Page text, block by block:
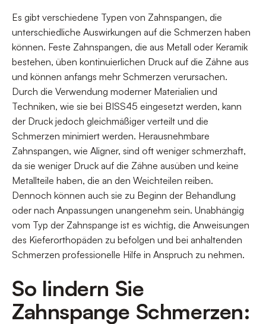
Es gibt verschiedene Typen von Zahnspangen, die
unterschiedliche Auswirkungen auf die Schmerzen haben
können. Feste Zahnspangen, die aus Metall oder Keramik
bestehen, üben kontinuierlichen Druck auf die Zähne aus
und können anfangs mehr Schmerzen verursachen.
Durch die Verwendung moderner Materialien und
Techniken, wie sie bei BISS45 eingesetzt werden, kann
der Druck jedoch gleichmäßiger verteilt und die
Schmerzen minimiert werden. Herausnehmbare
Zahnspangen, wie Aligner, sind oft weniger schmerzhaft,
da sie weniger Druck auf die Zähne ausüben und keine
Metallteile haben, die an den Weichteilen reiben.
Dennoch können auch sie zu Beginn der Behandlung
oder nach Anpassungen unangenehm sein. Unabhängig
vom Typ der Zahnspange ist es wichtig, die Anweisungen
des Kieferorthopäden zu befolgen und bei anhaltenden
Schmerzen professionelle Hilfe in Anspruch zu nehmen.
So lindern Sie
Zahnspange Schmerzen: